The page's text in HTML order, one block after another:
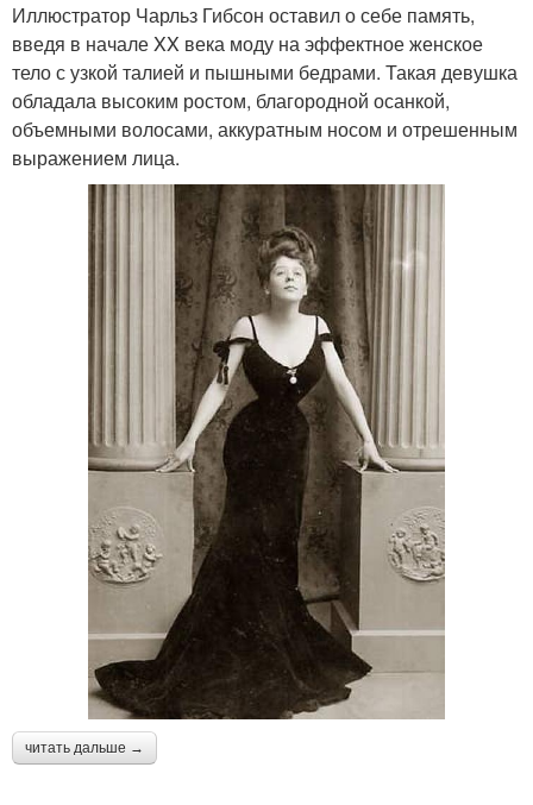
Иллюстратор Чарльз Гибсон оставил о себе память,
введя в начале XX века моду на эффектное женское
тело с узкой талией и пышными бедрами. Такая девушка
обладала высоким ростом, благородной осанкой,
объемными волосами, аккуратным носом и отрешенным
выражением лица.
читать дальше →